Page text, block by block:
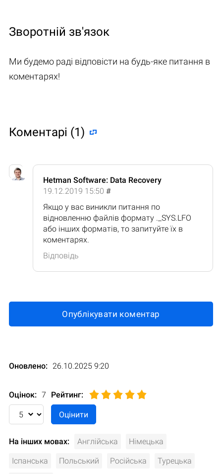
Зворотній зв'язок
Ми будемо раді відповісти на будь-яке питання в
коментарях!
Коментарі (1)
Hetman Software: Data Recovery
19.12.2019 15:50 #
Якщо у вас виникли питання по
відновленню файлів формату ._SYS.LFO
або інших форматів, то запитуйте їх в
коментарях.
Відповідь
Опублікувати коментар
Оновлено: 26.10.2025 9:20
Оцінок: 7 Рейтинг:
На інших мовах: Англійська Німецька
Іспанська Польський Російська Турецька